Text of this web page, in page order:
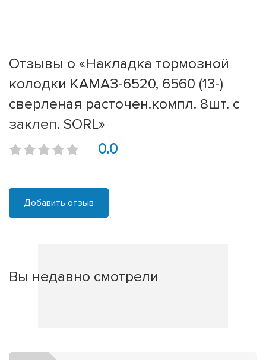
Отзывы о «Накладка тормозной
колодки КАМАЗ-6520, 6560 (13-)
сверленая расточен.компл. 8шт. с
заклеп. SORL»
0.0
Добавить отзыв
Вы недавно смотрели